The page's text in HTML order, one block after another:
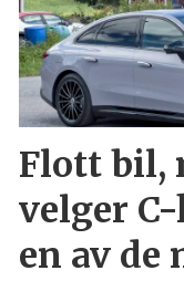
Flott bil,
velger
en av de